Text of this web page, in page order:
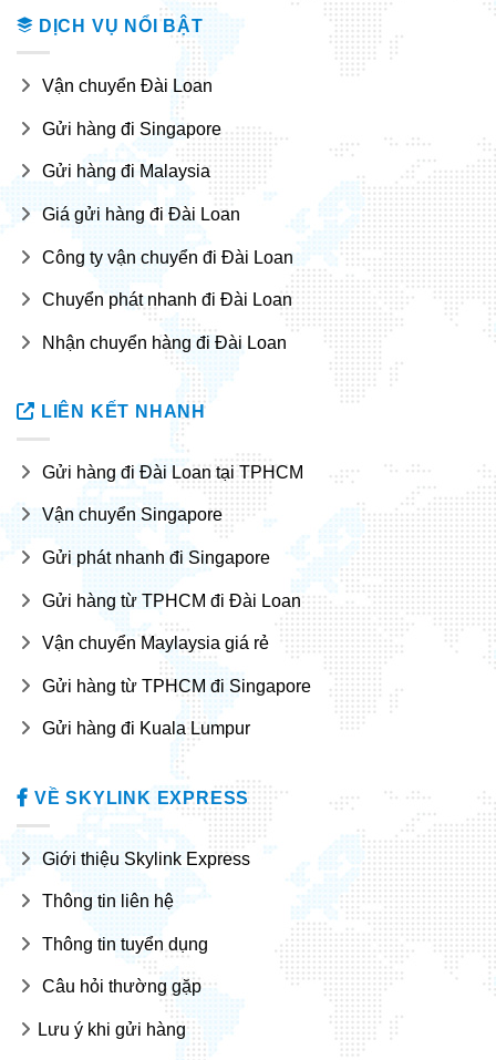
DỊCH VỤ NỔI BẬT
Vận chuyển Đài Loan
Gửi hàng đi Singapore
Gửi hàng đi Malaysia
Giá gửi hàng đi Đài Loan
Công ty vận chuyển đi Đài Loan
Chuyển phát nhanh đi Đài Loan
Nhận chuyển hàng đi Đài Loan
LIÊN KẾT NHANH
Gửi hàng đi Đài Loan tại TPHCM
Vận chuyển Singapore
Gửi phát nhanh đi Singapore
Gửi hàng từ TPHCM đi Đài Loan
Vận chuyển Maylaysia giá rẻ
Gửi hàng từ TPHCM đi Singapore
Gửi hàng đi Kuala Lumpur
VỀ SKYLINK EXPRESS
Giới thiệu Skylink Express
Thông tin liên hệ
Thông tin tuyển dụng
Câu hỏi thường gặp
Lưu ý khi gửi hàng